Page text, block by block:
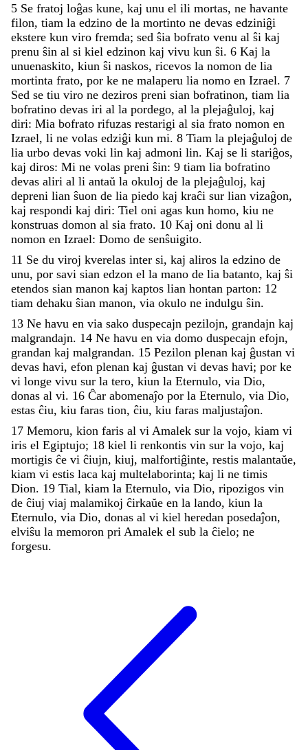
5 Se fratoj loĝas kune, kaj unu el ili mortas, ne havante
filon, tiam la edzino de la mortinto ne devas edziniĝi
ekstere kun viro fremda; sed ŝia bofrato venu al ŝi kaj
prenu ŝin al si kiel edzinon kaj vivu kun ŝi. 6 Kaj la
unuenaskito, kiun ŝi naskos, ricevos la nomon de lia
mortinta frato, por ke ne malaperu lia nomo en Izrael. 7
Sed se tiu viro ne deziros preni sian bofratinon, tiam lia
bofratino devas iri al la pordego, al la plejaĝuloj, kaj
diri: Mia bofrato rifuzas restarigi al sia frato nomon en
Izrael, li ne volas edziĝi kun mi. 8 Tiam la plejaĝuloj de
lia urbo devas voki lin kaj admoni lin. Kaj se li stariĝos,
kaj diros: Mi ne volas preni ŝin: 9 tiam lia bofratino
devas aliri al li antaŭ la okuloj de la plejaĝuloj, kaj
depreni lian ŝuon de lia piedo kaj kraĉi sur lian vizaĝon,
kaj respondi kaj diri: Tiel oni agas kun homo, kiu ne
konstruas domon al sia frato. 10 Kaj oni donu al li
nomon en Izrael: Domo de senŝuigito.
11 Se du viroj kverelas inter si, kaj aliros la edzino de
unu, por savi sian edzon el la mano de lia batanto, kaj ŝi
etendos sian manon kaj kaptos lian hontan parton: 12
tiam dehaku ŝian manon, via okulo ne indulgu ŝin.
13 Ne havu en via sako duspecajn pezilojn, grandajn kaj
malgrandajn. 14 Ne havu en via domo duspecajn efojn,
grandan kaj malgrandan. 15 Pezilon plenan kaj ĝustan vi
devas havi, efon plenan kaj ĝustan vi devas havi; por ke
vi longe vivu sur la tero, kiun la Eternulo, via Dio,
donas al vi. 16 Ĉar abomenaĵo por la Eternulo, via Dio,
estas ĉiu, kiu faras tion, ĉiu, kiu faras maljustaĵon.
17 Memoru, kion faris al vi Amalek sur la vojo, kiam vi
iris el Egiptujo; 18 kiel li renkontis vin sur la vojo, kaj
mortigis ĉe vi ĉiujn, kiuj, malfortiĝinte, restis malantaŭe,
kiam vi estis laca kaj multelaborinta; kaj li ne timis
Dion. 19 Tial, kiam la Eternulo, via Dio, ripozigos vin
de ĉiuj viaj malamikoj ĉirkaŭe en la lando, kiun la
Eternulo, via Dio, donas al vi kiel heredan posedaĵon,
elviŝu la memoron pri Amalek el sub la ĉielo; ne
forgesu.